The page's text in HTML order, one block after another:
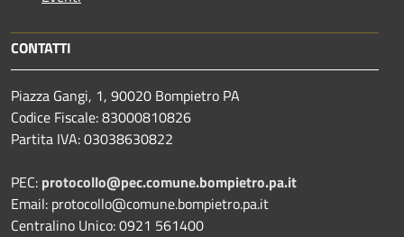
CONTATTI
Piazza Gangi, 1, 90020 Bompietro PA
Codice Fiscale: 83000810826
Partita IVA: 03038630822
PEC: protocollo@pec.comune.bompietro.pa.it
Email: protocollo@comune.bompietro.pa.it
Centralino Unico: 0921 561400